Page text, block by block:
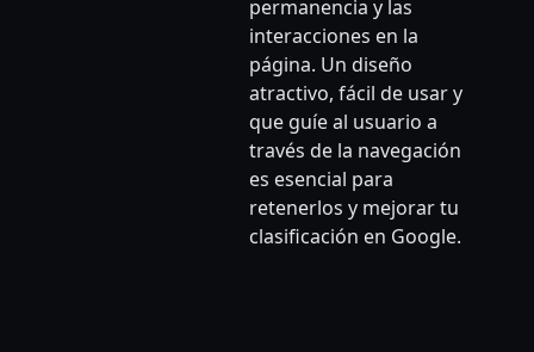
permanencia y las
interacciones en la
página. Un diseño
atractivo, fácil de usar y
que guíe al usuario a
través de la navegación
es esencial para
retenerlos y mejorar tu
clasificación en Google.